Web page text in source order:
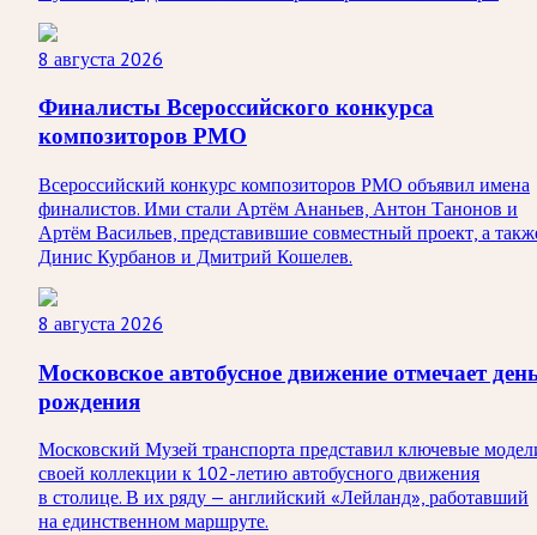
8 августа 2026
Финалисты Всероссийского конкурса
композиторов РМО
Всероссийский конкурс композиторов РМО объявил имена
финалистов. Ими стали Артём Ананьев, Антон Танонов и
Артём Васильев, представившие совместный проект, а
Динис Курбанов и Дмитрий Кошелев.
8 августа 2026
Московское автобусное движение отмечает
рождения
Московский Музей транспорта представил ключевые
своей коллекции к 102-летию автобусного движения
в столице. В их ряду — английский «Лейланд», работавший
на единственном маршруте.